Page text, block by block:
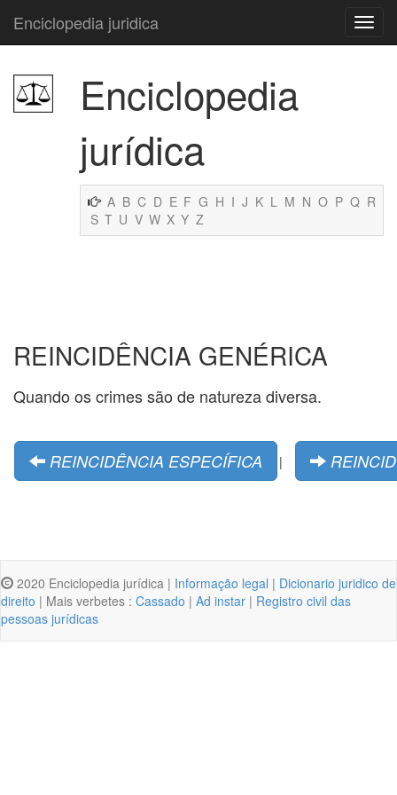
Enciclopedia juridica
Enciclopedia
jurídica
A B C D E F G H I J K L M N O P Q R
S T U V W X Y Z
REINCIDÊNCIA GENÉRICA
Quando os crimes são de natureza diversa.
REINCIDÊNCIA ESPECÍFICA |
2020 Enciclopedia jurídica | Informação legal | Dicionario juridico de
direito | Mais verbetes : Cassado | Ad instar | Registro civil das
pessoas jurídicas